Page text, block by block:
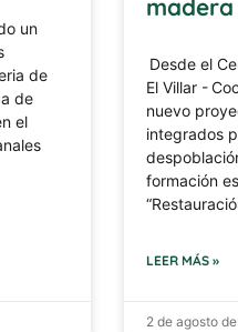
un
de
de
el
madera
Desde el
El Villar -
nuevo
integrados
formación
LEER MÁS »
2 de agosto